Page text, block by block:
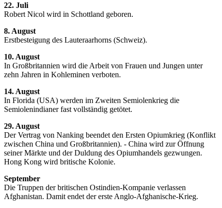
22. Juli
Robert Nicol wird in Schottland geboren.
8. August
Erstbesteigung des Lauteraarhorns (Schweiz).
10. August
In Großbritannien wird die Arbeit von Frauen und Jungen unter
zehn Jahren in Kohleminen verboten.
14. August
In Florida (USA) werden im Zweiten Semiolenkrieg die
Semiolenindianer fast vollständig getötet.
29. August
Der Vertrag von Nanking beendet den Ersten Opiumkrieg (Konflikt
zwischen China und Großbritannien). - China wird zur Öffnung
seiner Märkte und der Duldung des Opiumhandels gezwungen.
Hong Kong wird britische Kolonie.
September
Die Truppen der britischen Ostindien-Kompanie verlassen
Afghanistan. Damit endet der erste Anglo-Afghanische-Krieg.